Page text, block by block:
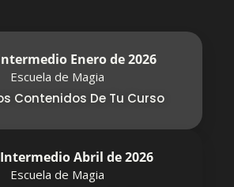
Enero de 2026
Escuela de Magia
Contenidos De Tu Curso
Abril de 2026
Escuela de Magia